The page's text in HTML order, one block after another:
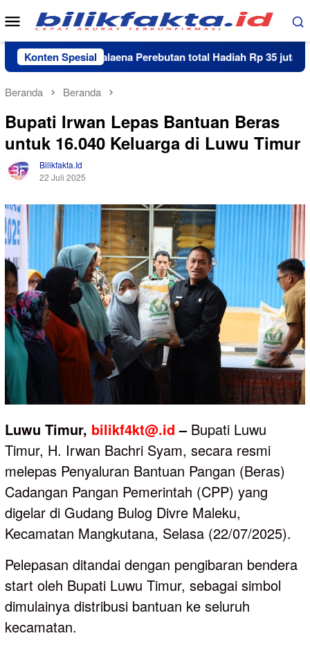
Loncat
ke
konten
Menu
Mobile
Konten Spesial
K72 Kalaena Perebutan total Hadiah Rp 35 juta
Beranda Beranda
Bupati Irwan Lepas Bantuan Beras
untuk 16.040 Keluarga di Luwu Timur
Bilikfakta.id
22 Juli 2025
Luwu Timur, bilikf4kt@.id –Bupati Luwu
Timur, H. Irwan Bachri Syam, secara resmi
melepas Penyaluran Bantuan Pangan (Beras)
Cadangan Pangan Pemerintah (CPP) yang
digelar di Gudang Bulog Divre Maleku,
Kecamatan Mangkutana, Selasa (22/07/2025).
Pelepasan ditandai dengan pengibaran bendera
start oleh Bupati Luwu Timur, sebagai simbol
dimulainya distribusi bantuan ke seluruh
kecamatan.